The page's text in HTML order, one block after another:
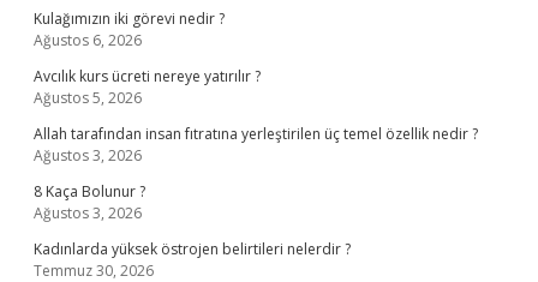
Kulağımızın iki görevi nedir ?
Ağustos 6, 2026
Avcılık kurs ücreti nereye yatırılır ?
Ağustos 5, 2026
Allah tarafından insan fıtratına yerleştirilen üç temel özellik nedir ?
Ağustos 3, 2026
8 Kaça Bolunur ?
Ağustos 3, 2026
Kadınlarda yüksek östrojen belirtileri nelerdir ?
Temmuz 30, 2026